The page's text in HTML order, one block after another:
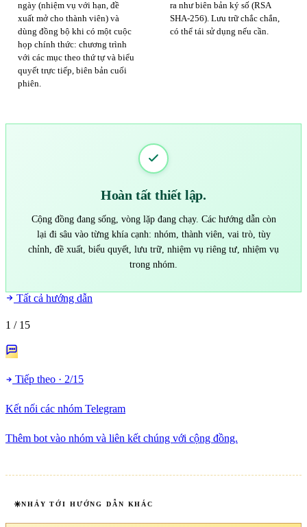
ngày (nhiệm vụ với hạn, đề
xuất mở cho thành viên) và
dùng đồng bộ khi có một cuộc
họp chính thức: chương trình
với các mục theo thứ tự và biểu
quyết trực tiếp, biên bản cuối
phiên.
ra như biên bản ký số (RSA
SHA-256). Lưu trữ chắc chắn,
có thể tái sử dụng nếu cần.
Hoàn tất thiết lập.
Cộng đồng đang sống, vòng lặp đang chạy. Các hướng dẫn còn
lại đi sâu vào từng khía cạnh: nhóm, thành viên, vai trò, tùy
chỉnh, đề xuất, biểu quyết, lưu trữ, nhiệm vụ riêng tư, nhiệm vụ
trong nhóm.
Tất cả hướng dẫn
1 / 15
Tiếp theo · 2/15
Kết nối các nhóm Telegram
Thêm bot vào nhóm và liên kết chúng với cộng đồng.
NHẢY TỚI HƯỚNG DẪN KHÁC